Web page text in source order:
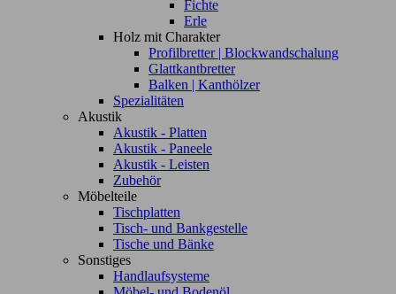
Fichte
Erle
Holz mit Charakter
Profilbretter | Blockwandschalung
Glattkantbretter
Balken | Kanthölzer
Spezialitäten
Akustik
Akustik - Platten
Akustik - Paneele
Akustik - Leisten
Zubehör
Möbelteile
Tischplatten
Tisch- und Bankgestelle
Tische und Bänke
Sonstiges
Handlaufsysteme